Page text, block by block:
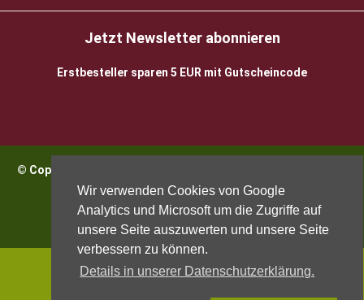
Wir verwenden Cookies von Google
Analytics und Microsoft um die Zugriffe auf
unsere Seite auszuwerten und unsere Seite
verbessern zu können.
Details in unserer Datenschutzerklärung.
Jetzt Newsletter abonnieren
Erstbesteller sparen 5 EUR mit Gutscheincode
© Copyright 2026 BioWeinReich. Alle Rechte vorbehalten |
Impressum